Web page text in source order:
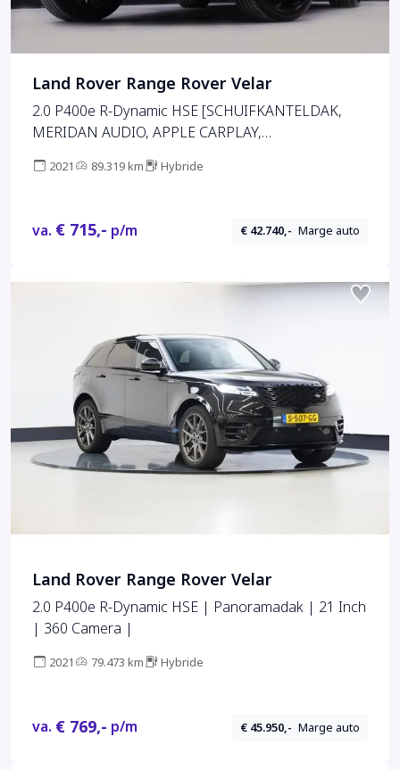
Land Rover Range Rover Velar
2.0 P400e R-Dynamic HSE [SCHUIFKANTELDAK,
MERIDAN AUDIO, APPLE CARPLAY,
STUUR.STOELVERWARMING, ELEK.. ACHTERKLEP,
2021 89.319 km Hybride
va. € 715,- p/m € 42.740,- Marge auto
Land Rover Range Rover Velar
2.0 P400e R-Dynamic HSE | Panoramadak | 21 Inch
| 360 Camera |
2021 79.473 km Hybride
va. € 769,- p/m € 45.950,- Marge auto